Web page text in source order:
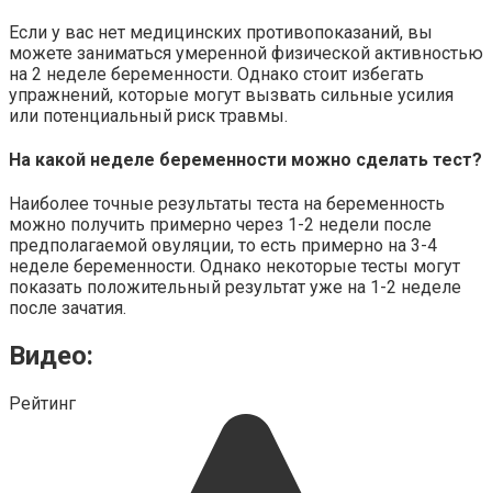
Если у вас нет медицинских противопоказаний, вы
можете заниматься умеренной физической активностью
на 2 неделе беременности. Однако стоит избегать
упражнений, которые могут вызвать сильные усилия
или потенциальный риск травмы.
На какой неделе беременности можно сделать тест?
Наиболее точные результаты теста на беременность
можно получить примерно через 1-2 недели после
предполагаемой овуляции, то есть примерно на 3-4
неделе беременности. Однако некоторые тесты могут
показать положительный результат уже на 1-2 неделе
после зачатия.
Видео:
Рейтинг